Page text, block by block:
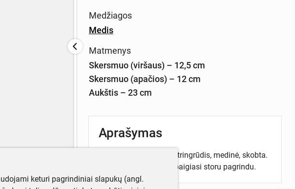
Medžiagos
Medis
Matmenys
Skersmuo (viršaus) – 12,5 cm
Skersmuo (apačios) – 12 cm
Aukštis – 23 cm
Aprašymas
Grūstokė – piesta – užtringrūdis, medinė, skobta.
Apačioje susiaurėja ir baigiasi storu pagrindu.
keturi pagrindiniai slapukų (angl.